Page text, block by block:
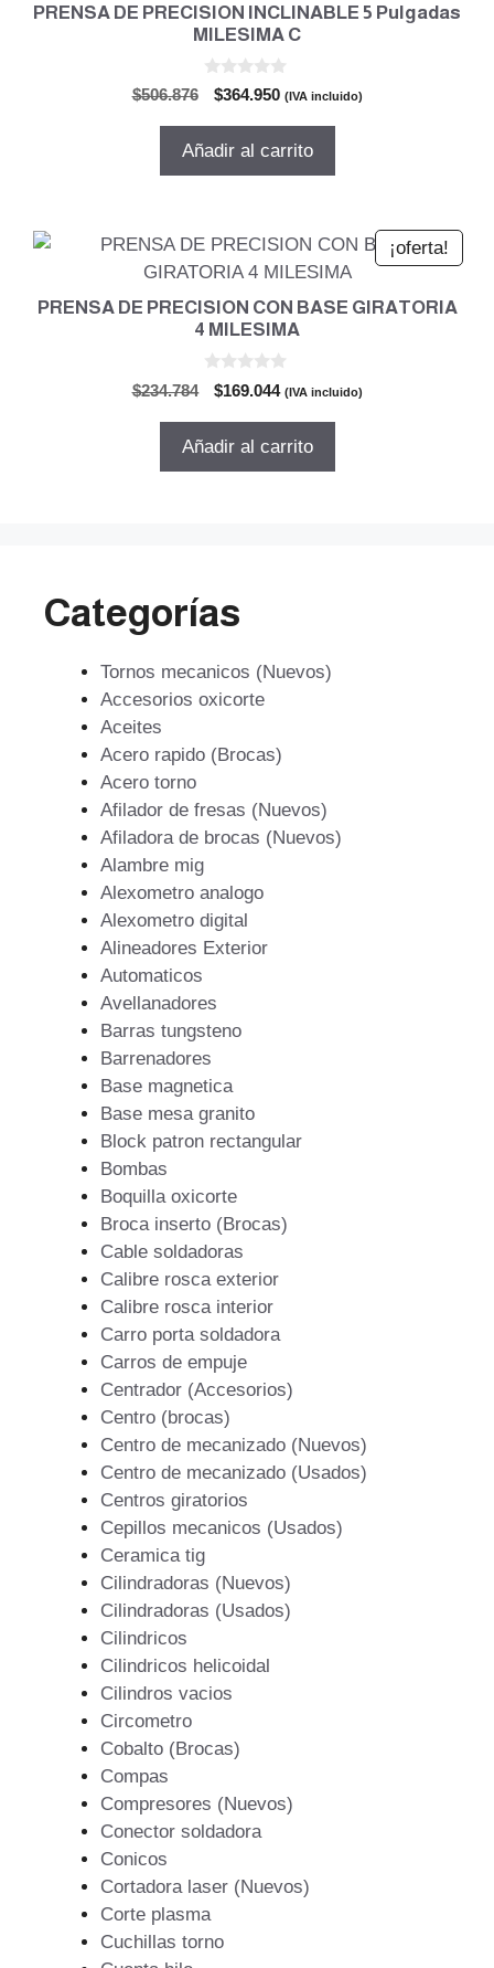
PRENSA DE PRECISION INCLINABLE 5 Pulgadas
MILESIMA C
$506.876
El
original
$364.950El
actual
(IVA incluido)
Añadir al carrito
¡oferta!
PRENSA DE PRECISION CON BASE GIRATORIA
4 MILESIMA
$234.784
El
original
$169.044El
actual
(IVA incluido)
Añadir al carrito
Categorías
Tornos mecanicos (Nuevos)
Accesorios oxicorte
Aceites
Acero rapido (Brocas)
Acero torno
Afilador de fresas (Nuevos)
Afiladora de brocas (Nuevos)
Alambre mig
Alexometro analogo
Alexometro digital
Alineadores Exterior
Automaticos
Avellanadores
Barras tungsteno
Barrenadores
Base magnetica
Base mesa granito
Block patron rectangular
Bombas
Boquilla oxicorte
Broca inserto (Brocas)
Cable soldadoras
Calibre rosca exterior
Calibre rosca interior
Carro porta soldadora
Carros de empuje
Centrador (Accesorios)
Centro (brocas)
Centro de mecanizado (Nuevos)
Centro de mecanizado (Usados)
Centros giratorios
Cepillos mecanicos (Usados)
Ceramica tig
Cilindradoras (Nuevos)
Cilindradoras (Usados)
Cilindricos
Cilindricos helicoidal
Cilindros vacios
Circometro
Cobalto (Brocas)
Compas
Compresores (Nuevos)
Conector soldadora
Conicos
Cortadora laser (Nuevos)
Corte plasma
Cuchillas torno